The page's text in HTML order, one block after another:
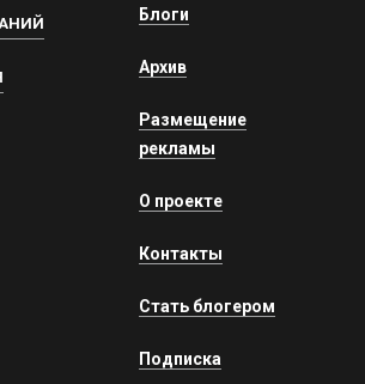
Блоги
Архив
Размещение
рекламы
О проекте
Контакты
Стать блогером
Подписка